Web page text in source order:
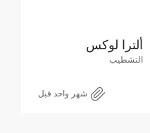
ألترا لوكس
التشطيب
‏شهر واحد قبل